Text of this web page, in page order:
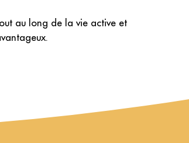
au long de la vie active et